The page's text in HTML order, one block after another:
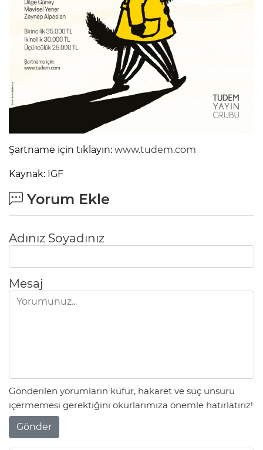
Şartname için tıklayın: www.tudem.com
Kaynak: IGF
Yorum Ekle
Adınız Soyadınız
Mesaj
Gönderilen yorumların küfür, hakaret ve suç unsuru
içermemesi gerektiğini okurlarımıza önemle hatırlatırız!
Gönder